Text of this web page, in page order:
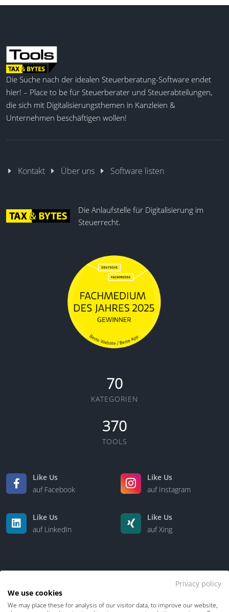
Die Suche nach der idealen Steuerberatung-Software endet
hier! – Place to be für Steuerberater und Steuerabteilungen,
die sich mit Digitalisierungsthemen in Kanzleien &
Unternehmen beschäftigen wollen!
Kontakt Über uns Software listen
Die Anlaufstelle für Digitalisierung im
Steuerrecht.
70
KATEGORIEN
370
TOOLS
Like Us
auf Facebook
Like Us
auf Instagram
Like Us
auf LinkedIn
Like Us
auf Xing
Kontakt Über uns
Privacy policy
We use cookies
We may place these for analysis of our visitor data, to improve our website,